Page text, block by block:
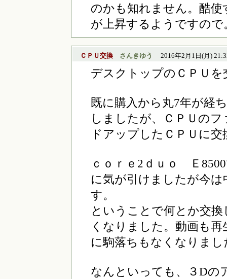
のかも知れません。酷
が上昇するようですので
ＣＰＵ交換 さんきゆう 2016年2月1日(月)
デスクトップのＣＰＵ
既に購入から丸7年が経
しましたが、ＣＰＵの
ドアップしたＣＰＵに
ｃｏｒｅ2ｄｕｏ Ｅ
に気が引けましたが今
す。
ということで何とか交
くなりました。動画も
に駒落ちもなくなりまし
なんといっても、３Dの